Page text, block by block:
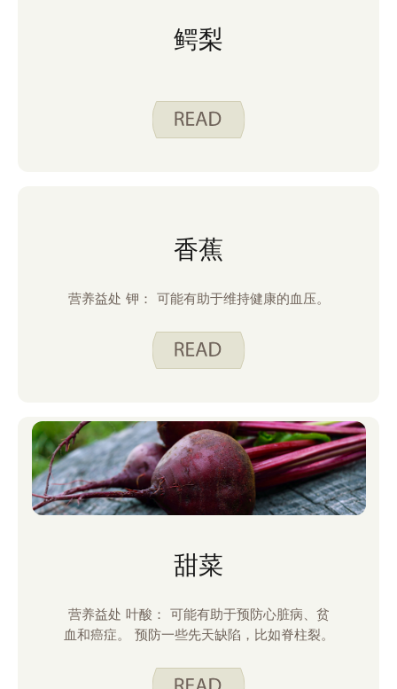
鳄梨
香蕉
营养益处 钾： 可能有助于维持健康的血压。
甜菜
营养益处 叶酸： 可能有助于预防心脏病、贫
血和癌症。 预防一些先天缺陷，比如脊柱裂。